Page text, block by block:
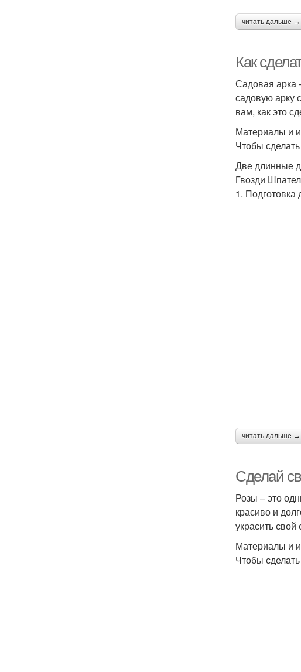
читать дальше →
Как
Садовая арка
садовую арку
вам, как это
Материалы и
Чтобы
Две длинные
Гвозди
1. Подготовка
читать дальше →
Сделай
Розы – это
красиво и
украсить свой
Материалы и
Чтобы